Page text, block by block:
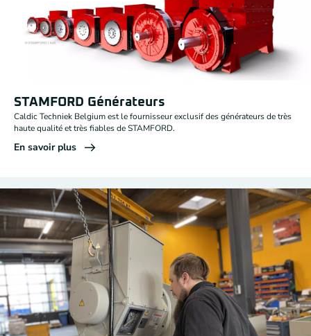
STAMFORD Générateurs
Caldic Techniek Belgium est le fournisseur exclusif des générateurs de très
haute qualité et très fiables de STAMFORD.
En savoir plus